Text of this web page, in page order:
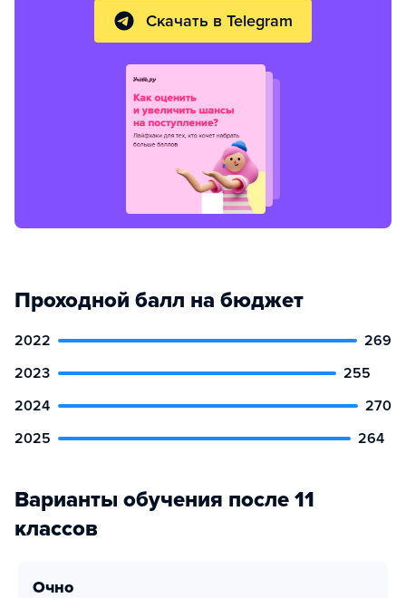
Скачать в Telegram
Проходной балл на бюджет
2022
269
2023
255
2024
270
2025
264
Варианты обучения после 11
классов
очно